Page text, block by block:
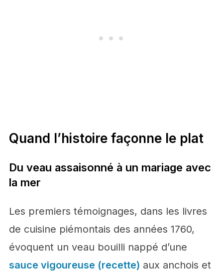
Quand l’histoire façonne le plat
Du veau assaisonné à un mariage avec
la mer
Les premiers témoignages, dans les livres
de cuisine piémontais des années 1760,
évoquent un veau bouilli nappé d’une
sauce vigoureuse (recette) aux anchois et